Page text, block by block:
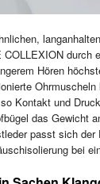
durch
Hören
Ohrmuscheln
Kontakt und
das Gewicht
passt sich der
bei